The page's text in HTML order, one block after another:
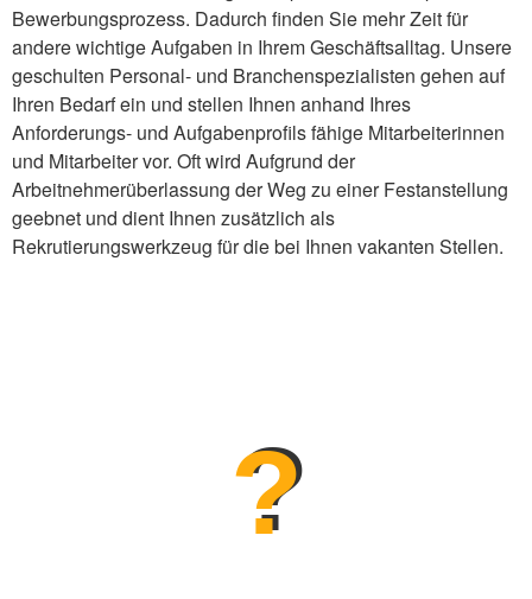
Bewerbungsprozess. Dadurch finden Sie mehr Zeit für
andere wichtige Aufgaben in Ihrem Geschäftsalltag. Unsere
geschulten Personal- und Branchenspezialisten gehen auf
Ihren Bedarf ein und stellen Ihnen anhand Ihres
Anforderungs- und Aufgabenprofils fähige Mitarbeiterinnen
und Mitarbeiter vor. Oft wird Aufgrund der
Arbeitnehmerüberlassung der Weg zu einer Festanstellung
geebnet und dient Ihnen zusätzlich als
Rekrutierungswerkzeug für die bei Ihnen vakanten Stellen.
?